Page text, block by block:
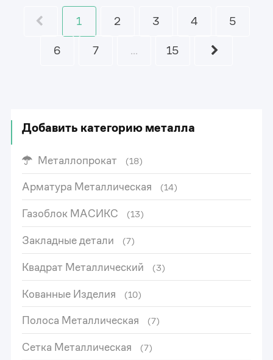
1 2 3 4 5
6 7 ... 15
Добавить категорию металла
Металлопрокат (18)
Арматура Металлическая (14)
Газоблок МАСИКС (13)
Закладные детали (7)
Квадрат Металлический (3)
Кованные Изделия (10)
Полоса Металлическая (7)
Сетка Металлическая (7)